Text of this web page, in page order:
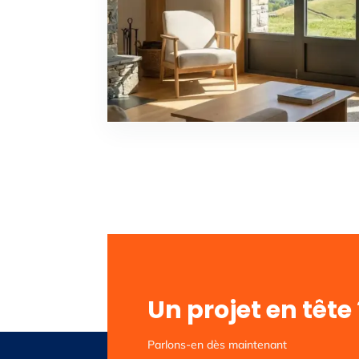
Un projet en tête
Parlons-en dès maintenant